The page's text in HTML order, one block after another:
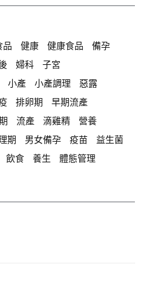
品 健康 健康食品
備孕
婦科
子宮
小產 小產調理
惡露
排卵期
早期流產
流產 滴雞精
營養
期 男女備孕 疫苗
益生菌
飲食 養生 體態管理